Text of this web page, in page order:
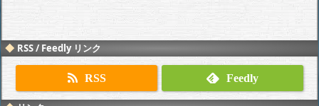
RSS / Feedly リンク
RSS Feedly